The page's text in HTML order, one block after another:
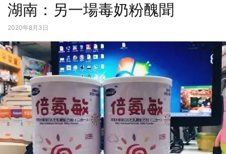
湖南：另一場毒奶粉醜聞
2020年8月3日